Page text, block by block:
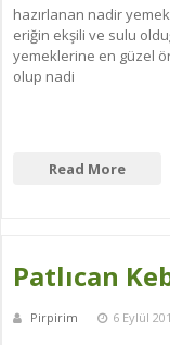
hazırlanan nadir
eriğin ekşili ve sulu
yemeklerine en güzel
olup nadi
Read More
Patlıcan
Pirpirim 6 Eylül